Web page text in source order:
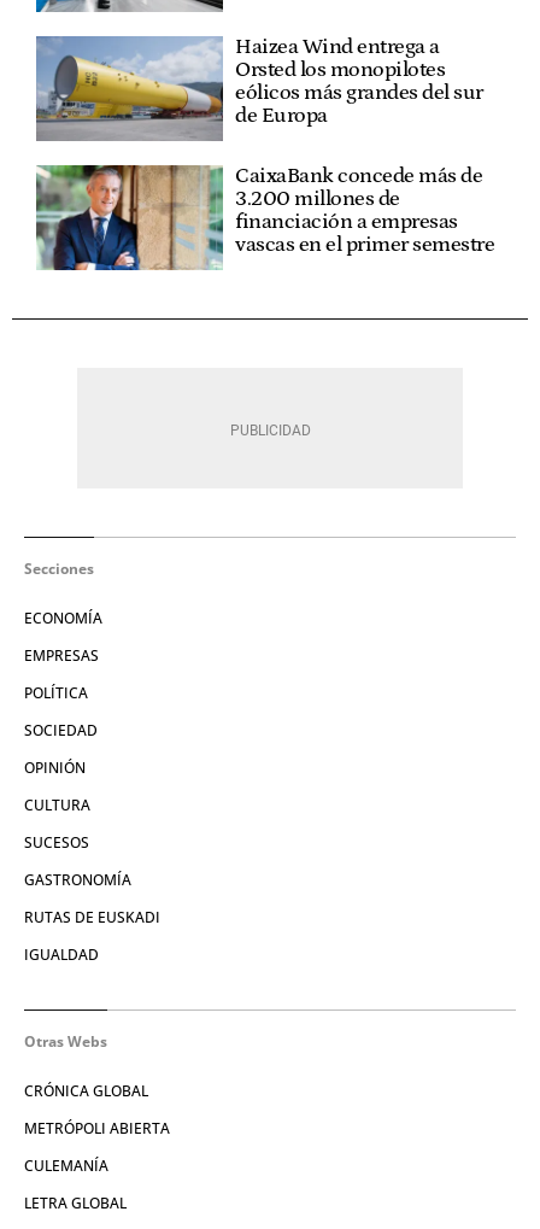
Haizea Wind entrega a
Orsted los monopilotes
eólicos más grandes del sur
de Europa
CaixaBank concede más de
3.200 millones de
financiación a empresas
vascas en el primer semestre
Secciones
ECONOMÍA
EMPRESAS
POLÍTICA
SOCIEDAD
OPINIÓN
CULTURA
SUCESOS
GASTRONOMÍA
RUTAS DE EUSKADI
IGUALDAD
Otras Webs
CRÓNICA GLOBAL
METRÓPOLI ABIERTA
CULEMANÍA
LETRA GLOBAL